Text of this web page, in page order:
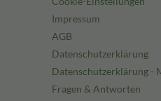
Impressum
AGB
Datenschutzerklärung
Datenschutzerklärung -
Fragen & Antworten